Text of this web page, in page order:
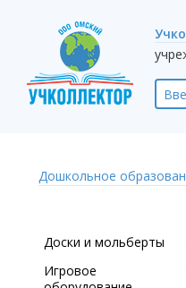
Дошкольное
Доски и мольберты
Игровое